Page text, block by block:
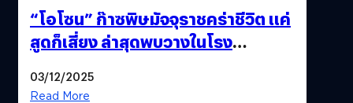
“โอโซน” ก๊าซพิษมัจจุราชคร่าชีวิต แค่
สูดก็เสี่ยง ล่าสุดพบวางในโรง
03/12/2025
Read More